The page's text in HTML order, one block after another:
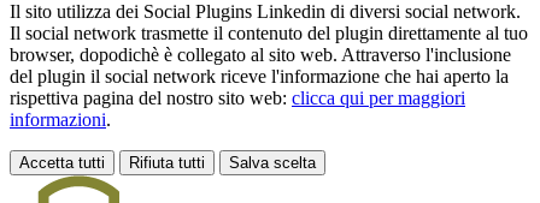
Il sito utilizza dei Social Plugins Linkedin di diversi social network.
Il social network trasmette il contenuto del plugin direttamente al tuo
browser, dopodichè è collegato al sito web. Attraverso l'inclusione
del plugin il social network riceve l'informazione che hai aperto la
rispettiva pagina del nostro sito web: clicca qui per maggiori
informazioni.
Accetta tutti Rifiuta tutti Salva scelta
Loading...